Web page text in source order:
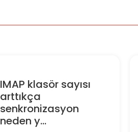
IMAP klasör sayısı
arttıkça
senkronizasyon
neden y...